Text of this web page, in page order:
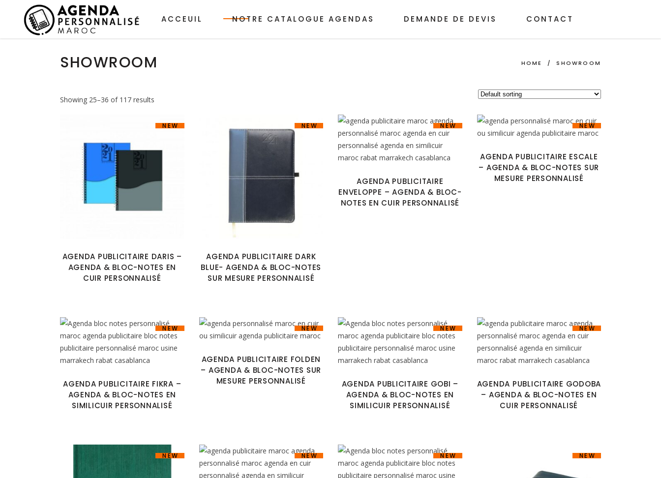
ACCEUIL NOTRE CATALOGUE AGENDAS DEMANDE DE DEVIS CONTACT
SHOWROOM HOME /SHOWROOM
Showing 25–36 of 117 results
NEW
AGENDA PUBLICITAIRE DARIS –
AGENDA & BLOC-NOTES EN
CUIR PERSONNALISÉ
NEW
AGENDA PUBLICITAIRE DARK
BLUE- AGENDA & BLOC-NOTES
SUR MESURE PERSONNALISÉ
NEW
AGENDA PUBLICITAIRE
ENVELOPPE – AGENDA & BLOC-
NOTES EN CUIR PERSONNALISÉ
NEW
AGENDA PUBLICITAIRE ESCALE
– AGENDA & BLOC-NOTES SUR
MESURE PERSONNALISÉ
NEW
AGENDA PUBLICITAIRE FIKRA –
AGENDA & BLOC-NOTES EN
SIMILICUIR PERSONNALISÉ
NEW
AGENDA PUBLICITAIRE FOLDEN
– AGENDA & BLOC-NOTES SUR
MESURE PERSONNALISÉ
NEW
AGENDA PUBLICITAIRE GOBI –
AGENDA & BLOC-NOTES EN
SIMILICUIR PERSONNALISÉ
NEW
AGENDA PUBLICITAIRE GODOBA
– AGENDA & BLOC-NOTES EN
CUIR PERSONNALISÉ
NEW NEW NEW NEW